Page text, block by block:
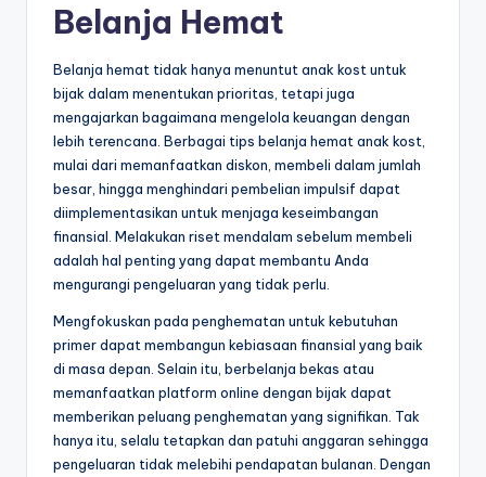
Belanja Hemat
Belanja hemat tidak hanya menuntut anak kost untuk
bijak dalam menentukan prioritas, tetapi juga
mengajarkan bagaimana mengelola keuangan dengan
lebih terencana. Berbagai tips belanja hemat anak kost,
mulai dari memanfaatkan diskon, membeli dalam jumlah
besar, hingga menghindari pembelian impulsif dapat
diimplementasikan untuk menjaga keseimbangan
finansial. Melakukan riset mendalam sebelum membeli
adalah hal penting yang dapat membantu Anda
mengurangi pengeluaran yang tidak perlu.
Mengfokuskan pada penghematan untuk kebutuhan
primer dapat membangun kebiasaan finansial yang baik
di masa depan. Selain itu, berbelanja bekas atau
memanfaatkan platform online dengan bijak dapat
memberikan peluang penghematan yang signifikan. Tak
hanya itu, selalu tetapkan dan patuhi anggaran sehingga
pengeluaran tidak melebihi pendapatan bulanan. Dengan